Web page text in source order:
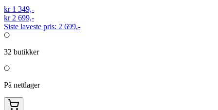
kr 1 349,-
kr 2 699,-
Siste laveste pris: 2 699,-
32 butikker
På nettlager